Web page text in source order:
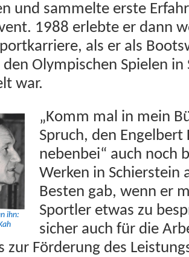
und sam­melte erste
1988 erlebte er dann
als er als
den Olymp­is­chen Spie­len
war.
ihn:
„Komm mal in mein
Spruch, den Engel­bert
neben­bei“ auch noch
Werken in
Besten gab, wenn er
Sportler etwas zu
sich­er auch für die
zur Förderung des